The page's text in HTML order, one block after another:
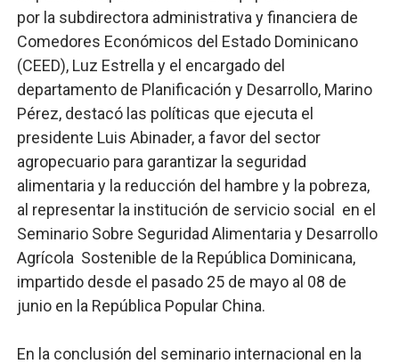
por la subdirectora administrativa y financiera de
Comedores Económicos del Estado Dominicano
(CEED), Luz Estrella y el encargado del
departamento de Planificación y Desarrollo, Marino
Pérez, destacó las políticas que ejecuta el
presidente Luis Abinader, a favor del sector
agropecuario para garantizar la seguridad
alimentaria y la reducción del hambre y la pobreza,
al representar la institución de servicio social en el
Seminario Sobre Seguridad Alimentaria y Desarrollo
Agrícola Sostenible de la República Dominicana,
impartido desde el pasado 25 de mayo al 08 de
junio en la República Popular China.
En la conclusión del seminario internacional en la